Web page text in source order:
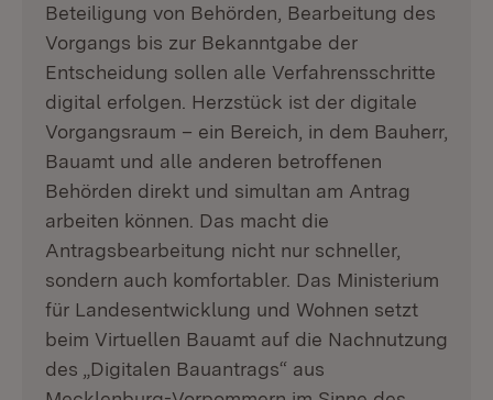
Beteiligung von Behörden, Bearbeitung des
Vorgangs bis zur Bekanntgabe der
Entscheidung sollen alle Verfahrensschritte
digital erfolgen. Herzstück ist der digitale
Vorgangsraum – ein Bereich, in dem Bauherr,
Bauamt und alle anderen betroffenen
Behörden direkt und simultan am Antrag
arbeiten können. Das macht die
Antragsbearbeitung nicht nur schneller,
sondern auch komfortabler. Das Ministerium
für Landesentwicklung und Wohnen setzt
beim Virtuellen Bauamt auf die Nachnutzung
des „Digitalen Bauantrags“ aus